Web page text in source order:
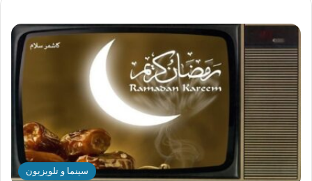
سینما و تلویزیون